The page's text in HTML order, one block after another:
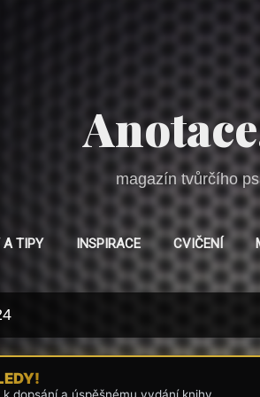
Přeskočit na hlavní
magazín tvůrčího
A TIPY INSPIRACE CVIČENÍ